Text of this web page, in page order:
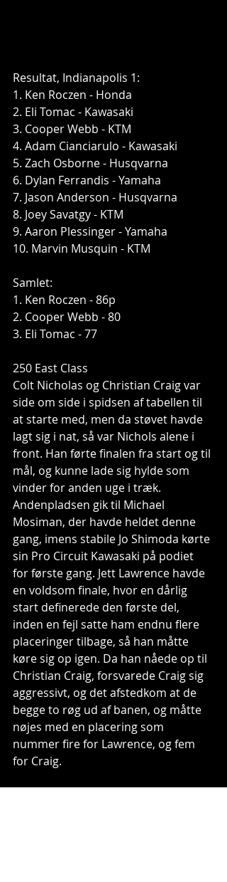
Resultat, Indianapolis 1:
1. Ken Roczen - Honda
2. Eli Tomac - Kawasaki
3. Cooper Webb - KTM
4. Adam Cianciarulo - Kawasaki
5. Zach Osborne - Husqvarna
6. Dylan Ferrandis - Yamaha
7. Jason Anderson - Husqvarna
8. Joey Savatgy - KTM
9. Aaron Plessinger - Yamaha
10. Marvin Musquin - KTM
Samlet:
1. Ken Roczen - 86p
2. Cooper Webb - 80
3. Eli Tomac - 77
250 East Class
Colt Nicholas og Christian Craig var
side om side i spidsen af tabellen til
at starte med, men da støvet havde
lagt sig i nat, så var Nichols alene i
front. Han førte finalen fra start og til
mål, og kunne lade sig hylde som
vinder for anden uge i træk.
Andenpladsen gik til Michael
Mosiman, der havde heldet denne
gang, imens stabile Jo Shimoda kørte
sin Pro Circuit Kawasaki på podiet
for første gang. Jett Lawrence havde
en voldsom finale, hvor en dårlig
start definerede den første del,
inden en fejl satte ham endnu flere
placeringer tilbage, så han måtte
køre sig op igen. Da han nåede op til
Christian Craig, forsvarede Craig sig
aggressivt, og det afstedkom at de
begge to røg ud af banen, og måtte
nøjes med en placering som
nummer fire for Lawrence, og fem
for Craig.